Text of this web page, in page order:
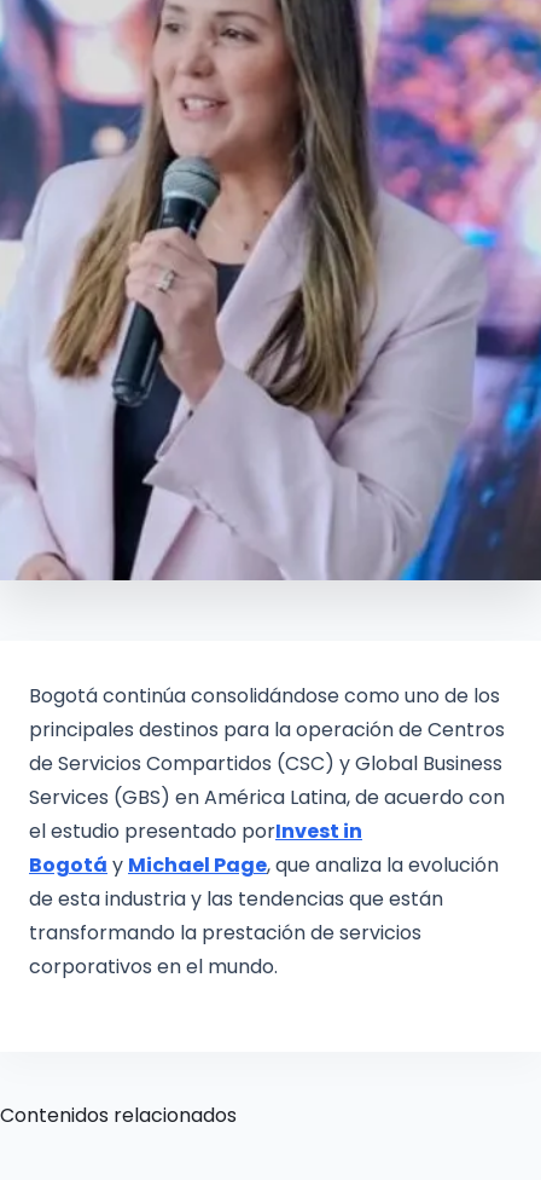
Bogotá continúa consolidándose como uno de los
principales destinos para la operación de Centros
de Servicios Compartidos (CSC) y Global Business
Services (GBS) en América Latina, de acuerdo con
el estudio presentado porInvest in
Bogotá y Michael Page, que analiza la evolución
de esta industria y las tendencias que están
transformando la prestación de servicios
corporativos en el mundo.
Contenidos relacionados